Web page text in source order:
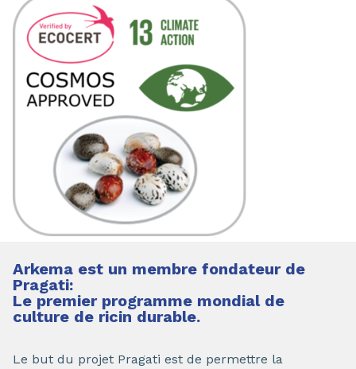
Arkema est un membre fondateur de
Pragati:
Le premier programme mondial de
culture de ricin durable.
Le but du projet Pragati est de permettre la